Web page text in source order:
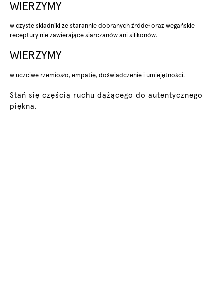
WIERZYMY
w czyste składniki ze starannie dobranych ​źródeł oraz wegańskie
receptury nie​ zawierające siarczanów ani silikonów.
WIERZYMY
w uczciwe rzemiosło, empatię,​ doświadczenie i umiejętności.
​Stań się częścią ruchu dążącego ​do autentycznego
piękna.